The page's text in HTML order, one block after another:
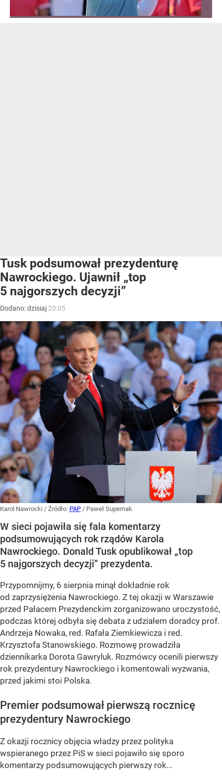
Tusk podsumował prezydenturę
Nawrockiego. Ujawnił „top
5 najgorszych decyzji”
Dodano:dzisiaj 20:05
Karol Nawrocki / Źródło: PAP / Paweł Supernak
W sieci pojawiła się fala komentarzy
podsumowujących rok rządów Karola
Nawrockiego. Donald Tusk opublikował „top
5 najgorszych decyzji” prezydenta.
Przypomnijmy, 6 sierpnia minął dokładnie rok
od zaprzysiężenia Nawrockiego. Z tej okazji w Warszawie
przed Pałacem Prezydenckim zorganizowano uroczystość,
podczas której odbyła się debata z udziałem doradcy prof.
Andrzeja Nowaka, red. Rafała Ziemkiewicza i red.
Krzysztofa Stanowskiego. Rozmowę prowadziła
dziennikarka Dorota Gawryluk. Rozmówcy ocenili pierwszy
rok prezydentury Nawrockiego i komentowali wyzwania,
przed jakimi stoi Polska.
Premier podsumował pierwszą rocznicę
prezydentury Nawrockiego
Z okazji rocznicy objęcia władzy przez polityka
wspieranego przez PiS w sieci pojawiło się sporo
komentarzy podsumowujących pierwszy rok...